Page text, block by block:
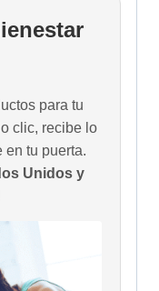
para tu
clic, recibe lo
en tu puerta.
Unidos y